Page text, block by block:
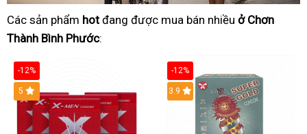
Các sản phẩm hot đang được mua bán nhiều ở Chơn
Thành Bình Phước:
-12%
Hot
5
-12%
3.9